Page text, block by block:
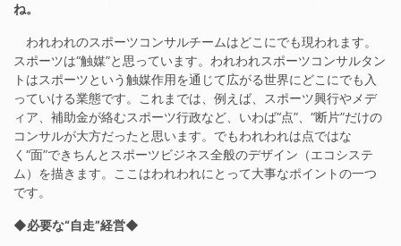
ね。
われわれのスポーツコンサルチームはどこにでも現われます。
スポーツは“触媒”と思っています。われわれスポーツコンサルタン
トはスポーツという触媒作用を通じて広がる世界にどこにでも入
っていける業態です。これまでは、例えば、スポーツ興行やメデ
ィア、補助金が絡むスポーツ行政など、いわば“点”、“断片”だけの
コンサルが大方だったと思います。でもわれわれは点ではな
く“面”できちんとスポーツビジネス全般のデザイン（エコシステ
ム）を描きます。ここはわれわれにとって大事なポイントの一つ
です。
◆必要な“自走”経営◆